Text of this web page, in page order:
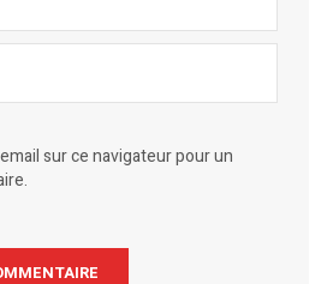
sur ce navigateur pour un